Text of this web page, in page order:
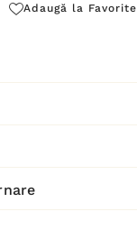
Adaugă la Favorite